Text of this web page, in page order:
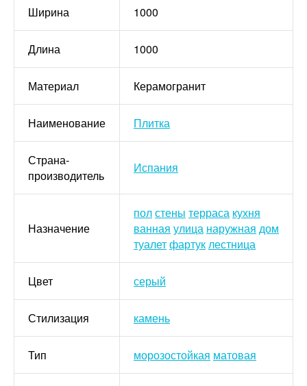
Ширина 1000
Длина 1000
Материал Керамогранит
Наименование Плитка
Страна-
производитель
Испания
Назначение
полстены терраса кухня
ванная улица наружная дом
туалетфартуклестница
Цвет серый
Стилизация камень
Тип морозостойкая матовая